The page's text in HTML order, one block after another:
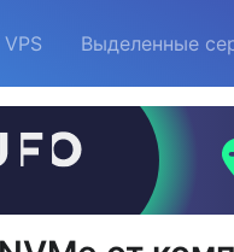
VPS Выделенные